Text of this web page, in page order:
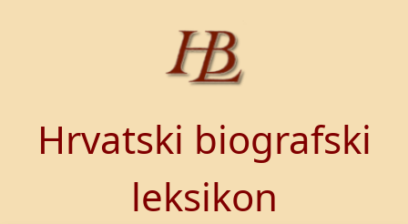
Hrvatski biografski
leksikon